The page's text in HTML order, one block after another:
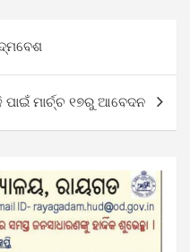
ମାର୍ଚ୍ଚ ୧୭ରୁ ଆବେଦନ